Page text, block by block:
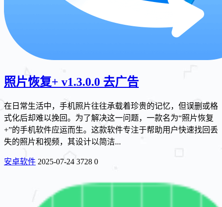
照片恢复+ v1.3.0.0 去广告
在日常生活中，手机照片往往承载着珍贵的记忆，但误删或格
式化后却难以挽回。为了解决这一问题，一款名为“照片恢复
+”的手机软件应运而生。这款软件专注于帮助用户快速找回丢
失的照片和视频，其设计以简洁...
安卓软件 2025-07-24 3728 0